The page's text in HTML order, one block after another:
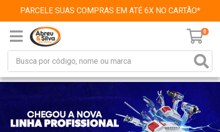
PARCELE SUAS COMPRAS EM ATÉ 6X NO CARTÃO*
0